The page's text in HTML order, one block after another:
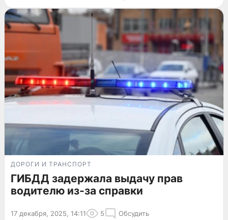
ДОРОГИ И ТРАНСПОРТ
ГИБДД задержала выдачу прав
водителю из-за справки
17 декабря, 2025, 14:11 5 Обсудить